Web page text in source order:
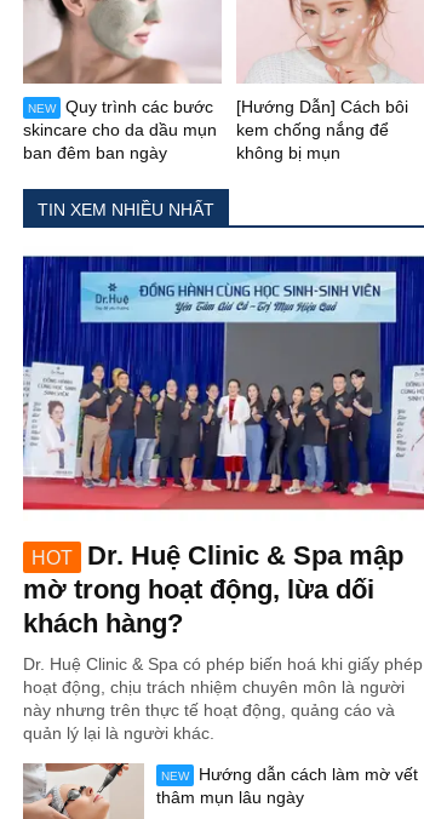
NEW
Quy trình các bước
skincare cho da dầu mụn
ban đêm ban ngày
[Hướng Dẫn] Cách bôi
kem chống nắng để
không bị mụn
TIN XEM NHIỀU NHẤT
HOT
Dr. Huệ Clinic & Spa mập
mờ trong hoạt động, lừa dối
khách hàng?
Dr. Huệ Clinic & Spa có phép biến hoá khi giấy phép
hoạt động, chịu trách nhiệm chuyên môn là người
này nhưng trên thực tế hoạt động, quảng cáo và
quản lý lại là người khác.
NEW
Hướng dẫn cách làm mờ vết
thâm mụn lâu ngày